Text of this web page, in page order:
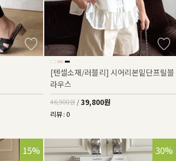
[텐셀소재/러블리] 시어리본밑단프릴블
라우스
46,900원 / 39,800원
리뷰 : 0
15% 30%